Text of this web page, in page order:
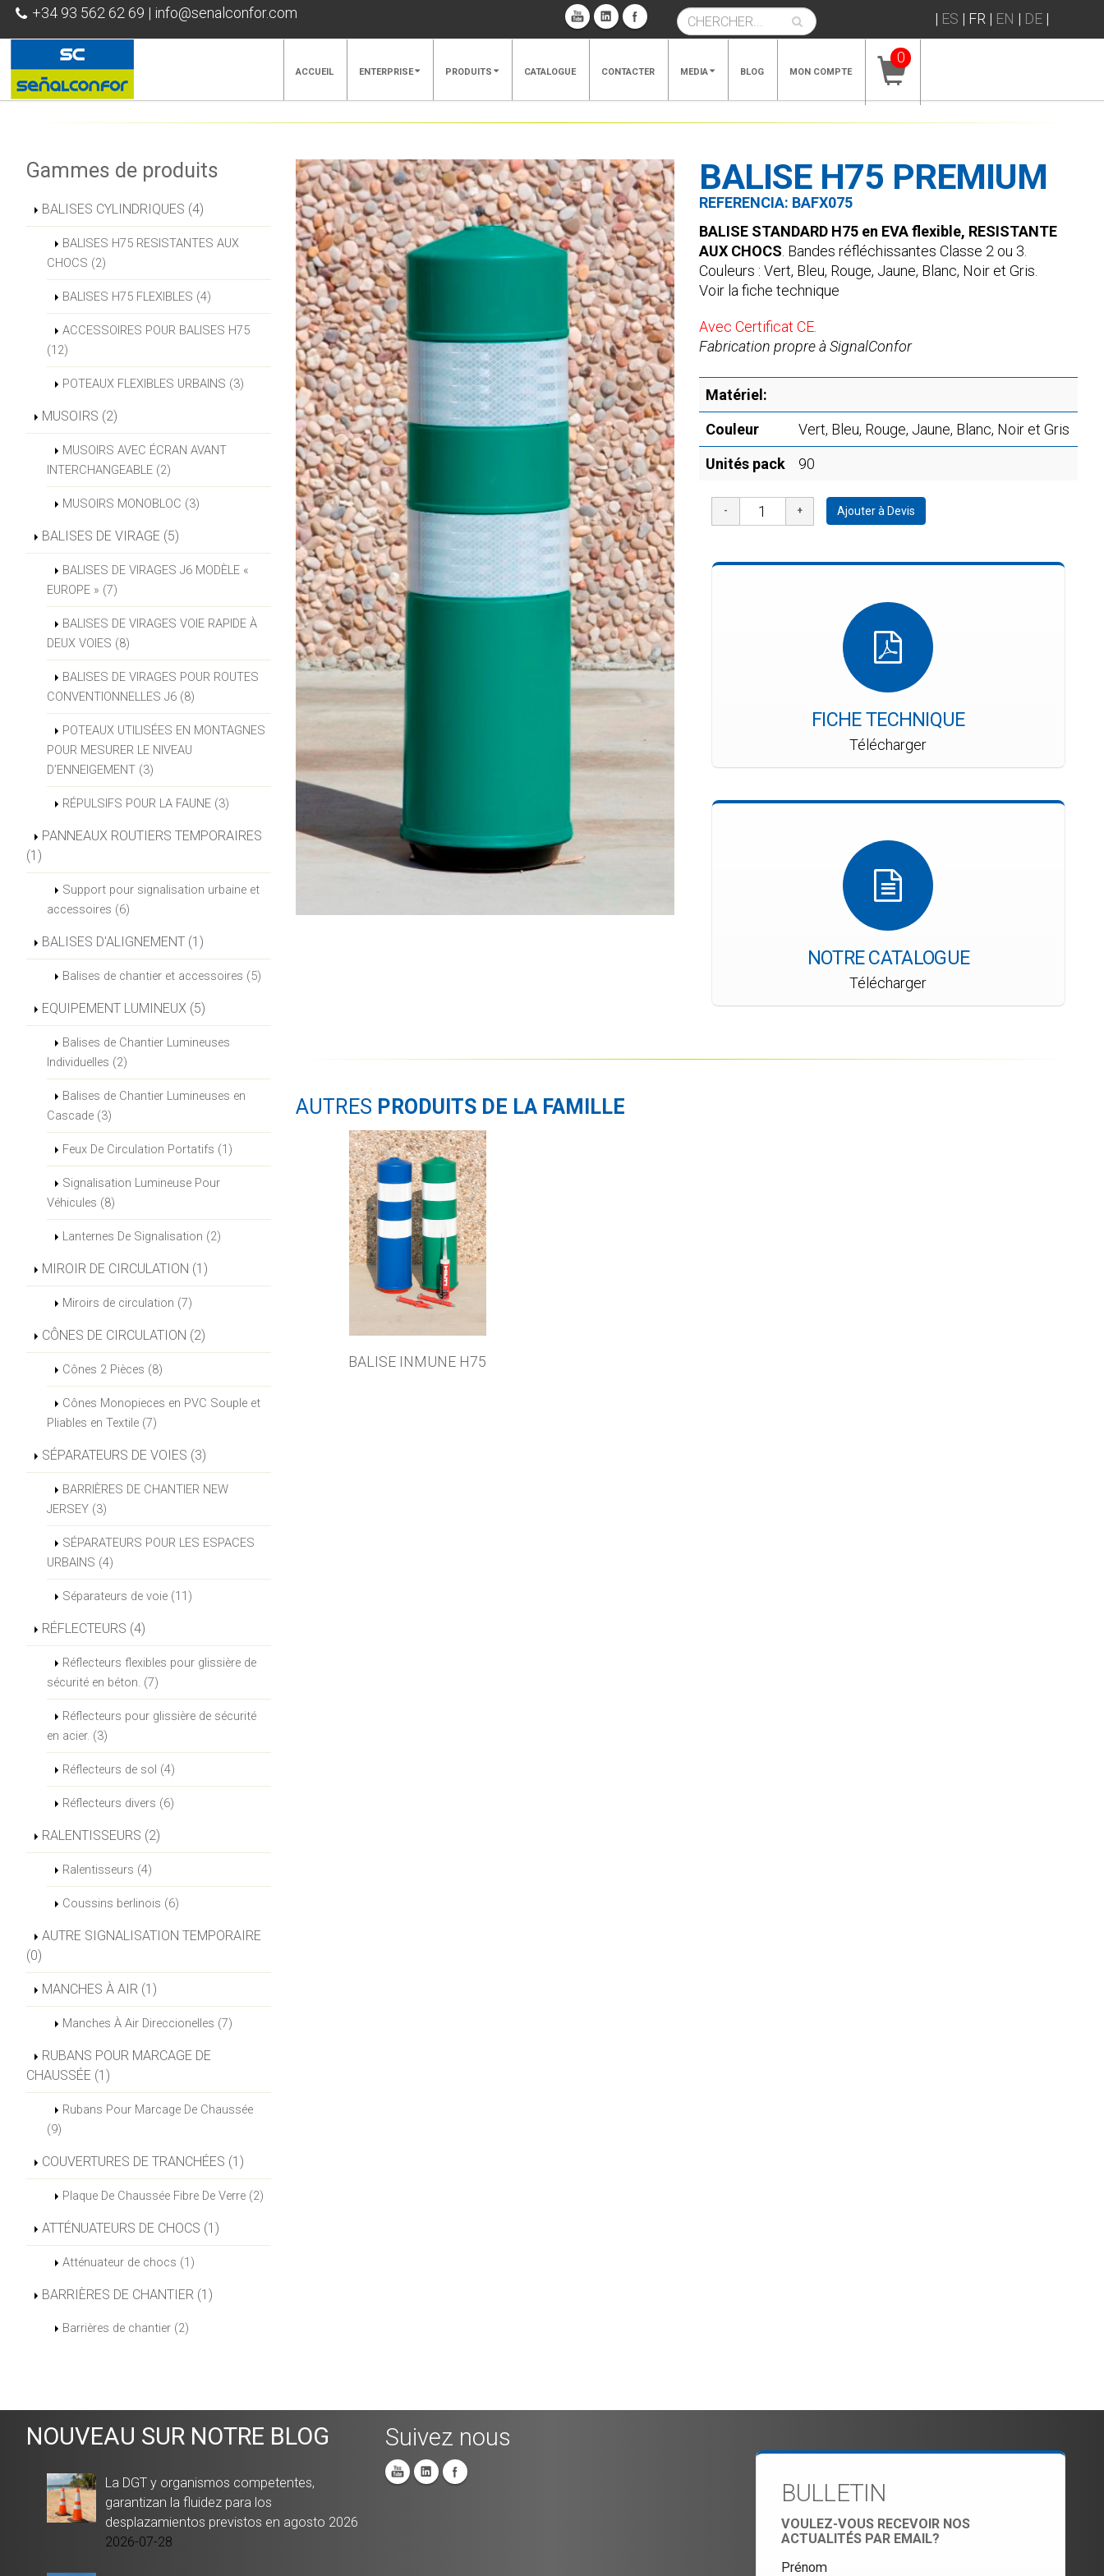
+34 93 562 62 69 | info@senalconfor.com | ES | FR | EN | DE|
ACCUEIL ENTERPRISE PRODUITS CATALOGUE CONTACTER MEDIA BLOG MON COMPTE
0
Gammes de produits
BALISES CYLINDRIQUES (4)
BALISES H75 RESISTANTES AUX
CHOCS (2)
BALISES H75 FLEXIBLES (4)
ACCESSOIRES POUR BALISES H75
(12)
POTEAUX FLEXIBLES URBAINS (3)
MUSOIRS (2)
MUSOIRS AVEC ÉCRAN AVANT
INTERCHANGEABLE (2)
MUSOIRS MONOBLOC (3)
BALISES DE VIRAGE (5)
BALISES DE VIRAGES J6 MODÈLE «
EUROPE » (7)
BALISES DE VIRAGES VOIE RAPIDE À
DEUX VOIES (8)
BALISES DE VIRAGES POUR ROUTES
CONVENTIONNELLES J6 (8)
POTEAUX UTILISÉES EN MONTAGNES
POUR MESURER LE NIVEAU
D’ENNEIGEMENT (3)
RÉPULSIFS POUR LA FAUNE (3)
PANNEAUX ROUTIERS TEMPORAIRES
(1)
Support pour signalisation urbaine et
accessoires (6)
BALISES D'ALIGNEMENT (1)
Balises de chantier et accessoires (5)
EQUIPEMENT LUMINEUX (5)
Balises de Chantier Lumineuses
Individuelles (2)
Balises de Chantier Lumineuses en
Cascade (3)
Feux De Circulation Portatifs (1)
Signalisation Lumineuse Pour
Véhicules (8)
Lanternes De Signalisation (2)
MIROIR DE CIRCULATION (1)
Miroirs de circulation (7)
CÔNES DE CIRCULATION (2)
Cônes 2 Pièces (8)
Cônes Monopieces en PVC Souple et
Pliables en Textile (7)
SÉPARATEURS DE VOIES (3)
BARRIÈRES DE CHANTIER NEW
JERSEY (3)
SÉPARATEURS POUR LES ESPACES
URBAINS (4)
Séparateurs de voie (11)
RÉFLECTEURS (4)
Réflecteurs flexibles pour glissière de
sécurité en béton. (7)
Réflecteurs pour glissière de sécurité
en acier. (3)
Réflecteurs de sol (4)
Réflecteurs divers (6)
RALENTISSEURS (2)
Ralentisseurs (4)
Coussins berlinois (6)
AUTRE SIGNALISATION TEMPORAIRE
(0)
MANCHES À AIR (1)
Manches À Air Direccionelles (7)
RUBANS POUR MARCAGE DE
CHAUSSÉE (1)
Rubans Pour Marcage De Chaussée
(9)
COUVERTURES DE TRANCHÉES (1)
Plaque De Chaussée Fibre De Verre (2)
ATTÉNUATEURS DE CHOCS (1)
Atténuateur de chocs (1)
BARRIÈRES DE CHANTIER (1)
Barrières de chantier (2)
BALISE H75 PREMIUM
REFERENCIA: BAFX075
BALISE STANDARD H75 en EVA flexible, RESISTANTE
AUX CHOCS . Bandes réfléchissantes Classe 2 ou 3.
Couleurs : Vert, Bleu, Rouge, Jaune, Blanc, Noir et Gris.
Voir la fiche technique
Avec Certificat CE.
Fabrication propre à SignalConfor
Matériel:
Couleur
Vert, Bleu, Rouge, Jaune, Blanc, Noir et Gris
Unités pack
90
Ajouter à Devis
FICHE TECHNIQUE
Télécharger
NOTRE CATALOGUE
Télécharger
AUTRES PRODUITS DE LA FAMILLE
BALISE INMUNE H75
NOUVEAU SUR NOTRE BLOG
La DGT y organismos competentes,
garantizan la fluidez para los
desplazamientos previstos en agosto 2026
2026-07-28
Suivez nous
BULLETIN
VOULEZ-VOUS RECEVOIR NOS
ACTUALITÉS PAR EMAIL?
Prénom